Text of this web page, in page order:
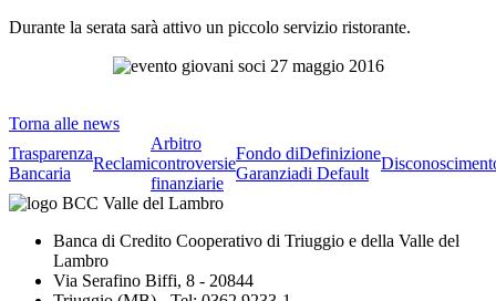
Durante la serata sarà attivo un piccolo servizio ristorante.
Torna alle news
Trasparenza
Bancaria
Reclami
Arbitro
controversie
finanziarie
Fondo di
Garanzia
Definizione
di Default
Banca di Credito Cooperativo di Triuggio e della Valle del
Lambro
Via Serafino Biffi, 8 - 20844